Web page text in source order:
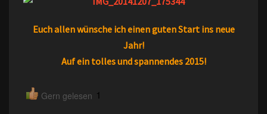
Euch allen wünsche ich einen guten Start ins neue
Jahr!
Auf ein tolles und spannendes 2015!
Gern gelesen 1